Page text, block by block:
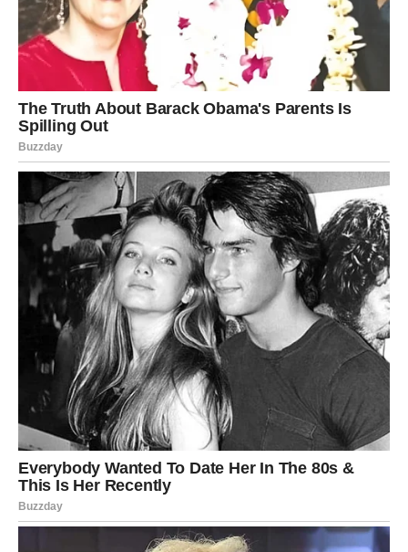
U narednim danima dolazi ti i jedna osoba iz prošlosti –
neko ko ti duguje objašnjenje ili ko želi da pokuša još
jednom. Nemoj da srljaš. Nemoj odmah da pristaneš, ali ni
da odbiješ. Samo slušaj i posmatraj.
Šta Ovnovi treba da urade?
Spavaj na svakoj odluci.
Ne potpisuj ništa.
Ne ulazi u rasprave.
Ne objavljuj ništa emotivno na mrežama.
Ne prekidaj odnos dok emocije ne splasnu.
Tebi je ovo test strpljenja.
Ako izdržiš – Univerzum te nagrađuje velikim napretkom
posle ovog perioda.
BLIZANCI – Sve izgleda drugačije